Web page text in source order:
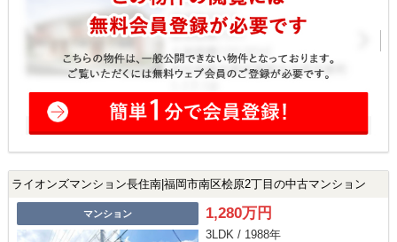
ライオンズマンション長住南|福岡市南区桧原2丁目の中古マンション
マンション 1,280万円
3LDK / 1988年